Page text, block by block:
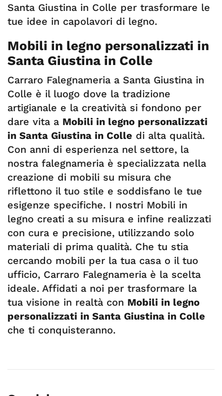
Santa Giustina in Colle per trasformare le
tue idee in capolavori di legno.
Mobili in legno personalizzati in
Santa Giustina in Colle
Carraro Falegnameria a Santa Giustina in
Colle è il luogo dove la tradizione
artigianale e la creatività si fondono per
dare vita a Mobili in legno personalizzati
in Santa Giustina in Colle di alta qualità.
Con anni di esperienza nel settore, la
nostra falegnameria è specializzata nella
creazione di mobili su misura che
riflettono il tuo stile e soddisfano le tue
esigenze specifiche. I nostri Mobili in
legno creati a su misura e infine realizzati
con cura e precisione, utilizzando solo
materiali di prima qualità. Che tu stia
cercando mobili per la tua casa o il tuo
ufficio, Carraro Falegnameria è la scelta
ideale. Affidati a noi per trasformare la
tua visione in realtà con Mobili in legno
personalizzati in Santa Giustina in Colle
che ti conquisteranno.